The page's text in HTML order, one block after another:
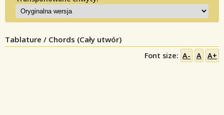
Tablature / Chords (Cały utwór)
Font size: A- A A+